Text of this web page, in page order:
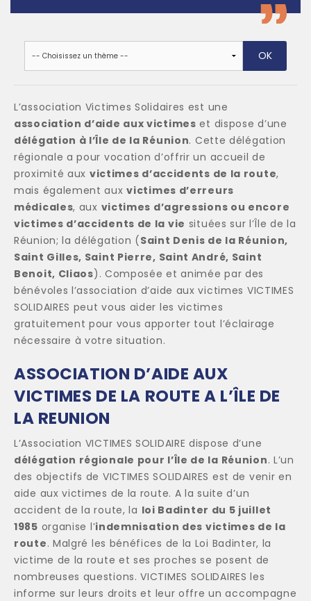
L’association Victimes Solidaires est une
association d’aide aux victimes et dispose d’une
délégation à l’Île de la Réunion. Cette délégation
régionale a pour vocation d’offrir un accueil de
proximité aux victimes d’accidents de la route,
mais également auxvictimes d’erreurs
médicales, aux victimes d’agressions ou encore
victimes d’accidents de la vie situées sur l’Île de la
Réunion; la délégation ( Saint Denis de la Réunion,
Saint Gilles, Saint Pierre, Saint André, Saint
Benoit, Cliaos). Composée et animée par des
bénévoles l’association d’aide aux victimes VICTIMES
SOLIDAIRES peut vous aider les victimes
gratuitement pour vous apporter tout l’éclairage
nécessaire à votre situation.
ASSOCIATION D’AIDE AUX
VICTIMES DE LA ROUTE A L’ÎLE DE
LA REUNION
L’Association VICTIMES SOLIDAIRE dispose d’une
délégation régionale pour l’Île de la Réunion. L’un
des objectifs de VICTIMES SOLIDAIRES est de venir en
aide aux victimes de la route. A la suite d’un
accident de la route, la loi Badinter du 5 juillet
1985 organise l’indemnisation des victimes de la
route. Malgré les bénéfices de la Loi Badinter, la
victime de la route et ses proches se posent de
nombreuses questions. VICTIMES SOLIDAIRES les
informe sur leurs droits et leur offre un accompagne